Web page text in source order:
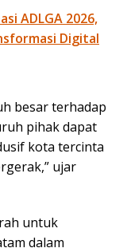
ADLGA 2026,
Digital
besar terhadap
pihak dapat
kota tercinta
ujar
untuk
dalam